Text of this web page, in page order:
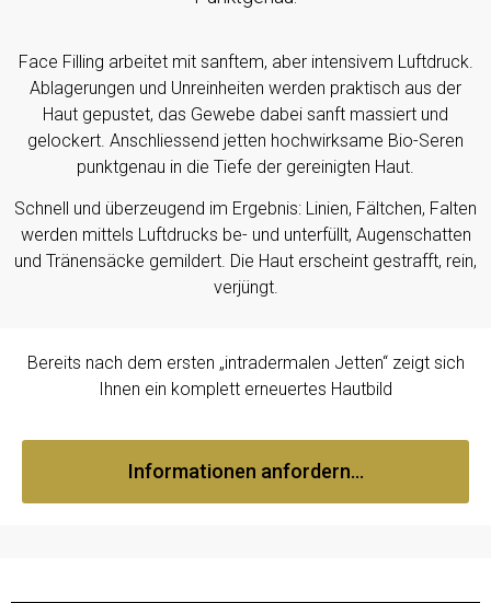
Face Filling arbeitet mit sanftem, aber intensivem Luftdruck.
Ablagerungen und Unreinheiten werden praktisch aus der
Haut gepustet, das Gewebe dabei sanft massiert und
gelockert. Anschliessend jetten hochwirksame Bio-Seren
punktgenau in die Tiefe der gereinigten Haut.
Schnell und überzeugend im Ergebnis: Linien, Fältchen, Falten
werden mittels Luftdrucks be- und unterfüllt, Augenschatten
und Tränensäcke gemildert. Die Haut erscheint gestrafft, rein,
verjüngt.
Bereits nach dem ersten „intradermalen Jetten“ zeigt sich
Ihnen ein komplett erneuertes Hautbild
Informationen anfordern...